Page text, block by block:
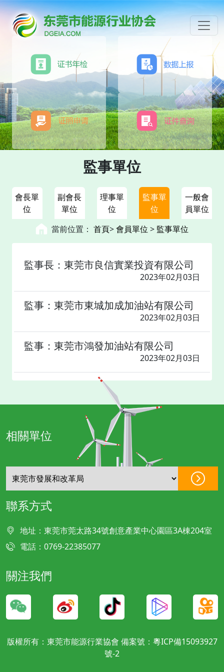
監事單位
會長單
位
副會長
單位
理事單
位
監事單
位
一般會
員單位
當前位置： 首頁>會員單位 > 監事單位
監事長：東莞市良信實業投資有限公司
2023年02月03日
監事：東莞市東城加成加油站有限公司
2023年02月03日
監事：東莞市鴻發加油站有限公司
2023年02月03日
相關單位
聯系方式
地址：東莞市莞太路34號創意產業中心園區3A棟204室
電話：0769-22385077
關注我們
版權所有：東莞市能源行業協會 備案號： 粵ICP備15093927
號-2